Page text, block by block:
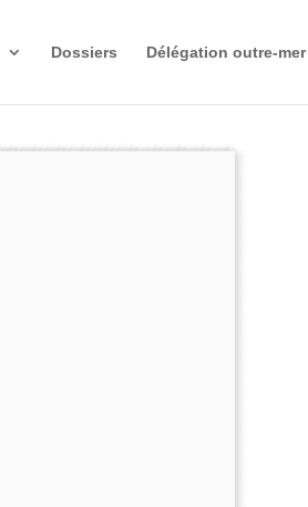
Dossiers Délégation outre-mer